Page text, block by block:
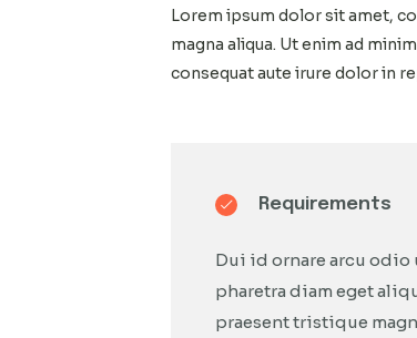
Lorem ipsum dolor sit amet,
magna aliqua. Ut enim ad
consequat aute irure dolor in
Requirements
Dui id ornare arcu odio
pharetra diam eget
praesent tristique